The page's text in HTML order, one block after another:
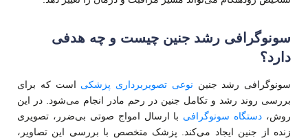
سونوگرافی رشد جنین چیست و چه هدفی
دارد؟
سونوگرافی رشد جنین نوعی تصویربرداری پزشکی است که برای
بررسی روند رشد و تکامل جنین در رحم مادر انجام می‌شود. در این
روش، دستگاه سونوگرافی با ارسال امواج صوتی بی‌ضرر، تصویری
زنده از جنین ایجاد می‌کند. پزشک متخصص با بررسی این تصاویر،